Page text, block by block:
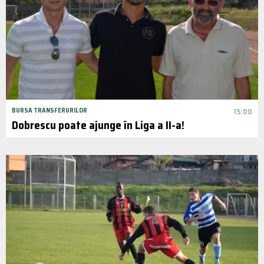
BURSA TRANSFERURILOR 15:00
Dobrescu poate ajunge în Liga a II-a!